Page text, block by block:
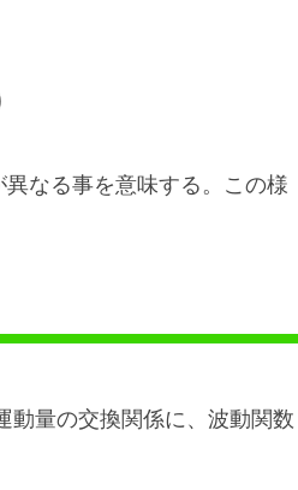
なる事を意味する。この様
量の交換関係に、波動関数